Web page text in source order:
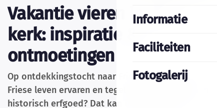
Informatie
Faciliteiten
Fotogalerij
Vakantie vieren in een
kerk: inspiratie &
ontmoetingen
Op ontdekkingstocht naar Friesland? Het lokale
Friese leven ervaren en tegelijkertijd uitrusten in
historisch erfgoed? Dat kan in Jirnsum, een van